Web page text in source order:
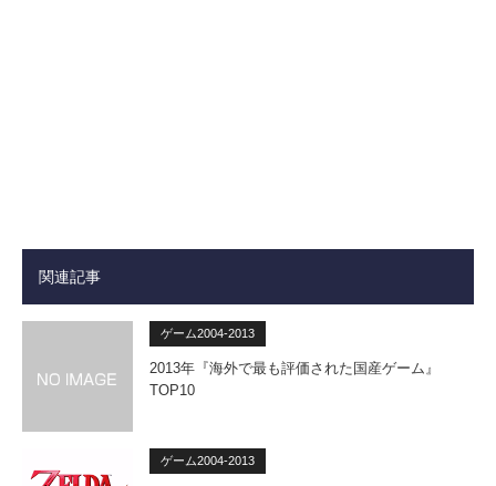
関連記事
ゲーム2004-2013
2013年『海外で最も評価された国産ゲーム』
TOP10
ゲーム2004-2013